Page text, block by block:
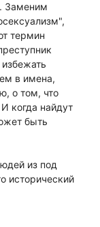
Заменим
термин
в имена,
о том, что
когда найдут
быть
из под
исторический